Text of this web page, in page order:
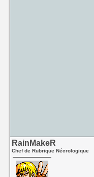
RainMakeR
Chef de Rubrique Nécrologique